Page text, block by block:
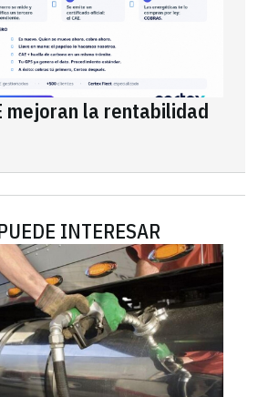
mejoran la rentabilidad
INTERESAR